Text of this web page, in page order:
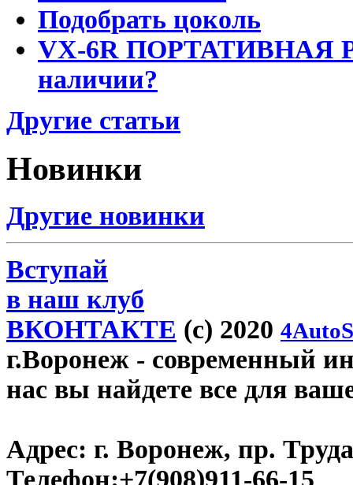
Подобрать цоколь
VX-6R ПОРТАТИВНАЯ
наличии?
Другие статьи
Новинки
Другие новинки
Вступай
в наш клуб
ВКОНТАКТЕ (c) 2020
г.Воронеж - современный
нас вы найдете все для
Адрес: г. Воронеж, пр.
Телефон:+7(908)911-66-15